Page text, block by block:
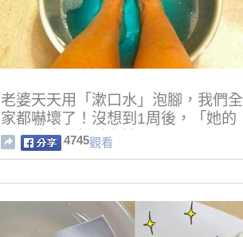
老婆天天用「漱口水」泡腳，我們全
家都嚇壞了！沒想到1周後，「她的
腳」讓我重新愛上她！
4745觀看